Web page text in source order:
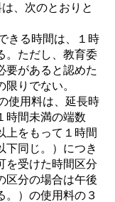
、次のとおりと
きる時間は、１時
。ただし、教育委
要があると認めた
限りでない。
使用料は、延長時
時間未満の端数
上をもって１時間
下同じ。）につき
を受けた時間区分
区分の場合は午後
。）の使用料の３